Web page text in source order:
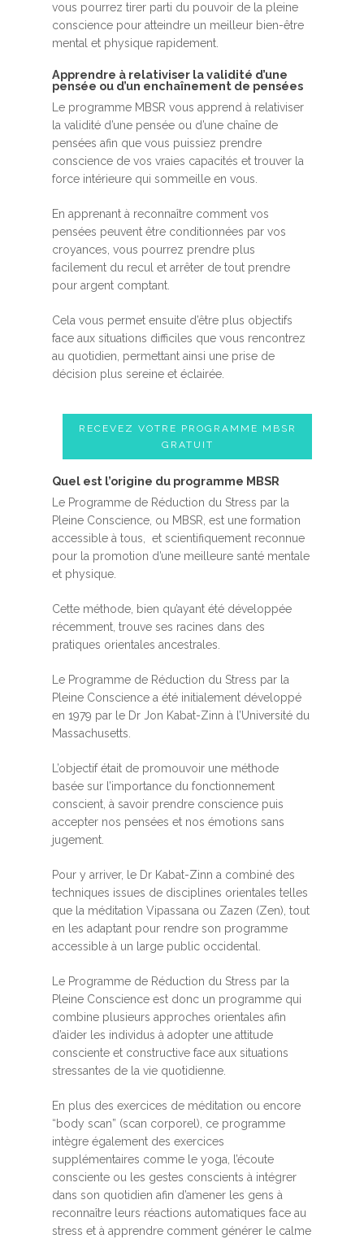
vous pourrez tirer parti du pouvoir de la pleine
conscience pour atteindre un meilleur bien-être
mental et physique rapidement.
Apprendre à relativiser la validité d’une
pensée ou d’un enchaînement de pensées
Le programme MBSR vous apprend à relativiser
la validité d’une pensée ou d’une chaîne de
pensées afin que vous puissiez prendre
conscience de vos vraies capacités et trouver la
force intérieure qui sommeille en vous.
En apprenant à reconnaître comment vos
pensées peuvent être conditionnées par vos
croyances, vous pourrez prendre plus
facilement du recul et arrêter de tout prendre
pour argent comptant.
Cela vous permet ensuite d’être plus objectifs
face aux situations difficiles que vous rencontrez
au quotidien, permettant ainsi une prise de
décision plus sereine et éclairée.
RECEVEZ VOTRE PROGRAMME MBSR
GRATUIT
Quel est l’origine du programme MBSR
Le Programme de Réduction du Stress par la
Pleine Conscience, ou MBSR, est une formation
accessible à tous, et scientifiquement reconnue
pour la promotion d’une meilleure santé mentale
et physique.
Cette méthode, bien qu’ayant été développée
récemment, trouve ses racines dans des
pratiques orientales ancestrales.
Le Programme de Réduction du Stress par la
Pleine Conscience a été initialement développé
en 1979 par le Dr Jon Kabat-Zinn à l’Université du
Massachusetts.
L’objectif était de promouvoir une méthode
basée sur l’importance du fonctionnement
conscient, à savoir prendre conscience puis
accepter nos pensées et nos émotions sans
jugement.
Pour y arriver, le Dr Kabat-Zinn a combiné des
techniques issues de disciplines orientales telles
que la méditation Vipassana ou Zazen (Zen), tout
en les adaptant pour rendre son programme
accessible à un large public occidental.
Le Programme de Réduction du Stress par la
Pleine Conscience est donc un programme qui
combine plusieurs approches orientales afin
d’aider les individus à adopter une attitude
consciente et constructive face aux situations
stressantes de la vie quotidienne.
En plus des exercices de méditation ou encore
“body scan” (scan corporel), ce programme
intègre également des exercices
supplémentaires comme le yoga, l’écoute
consciente ou les gestes conscients à intégrer
dans son quotidien afin d’amener les gens à
reconnaître leurs réactions automatiques face au
stress et à apprendre comment générer le calme